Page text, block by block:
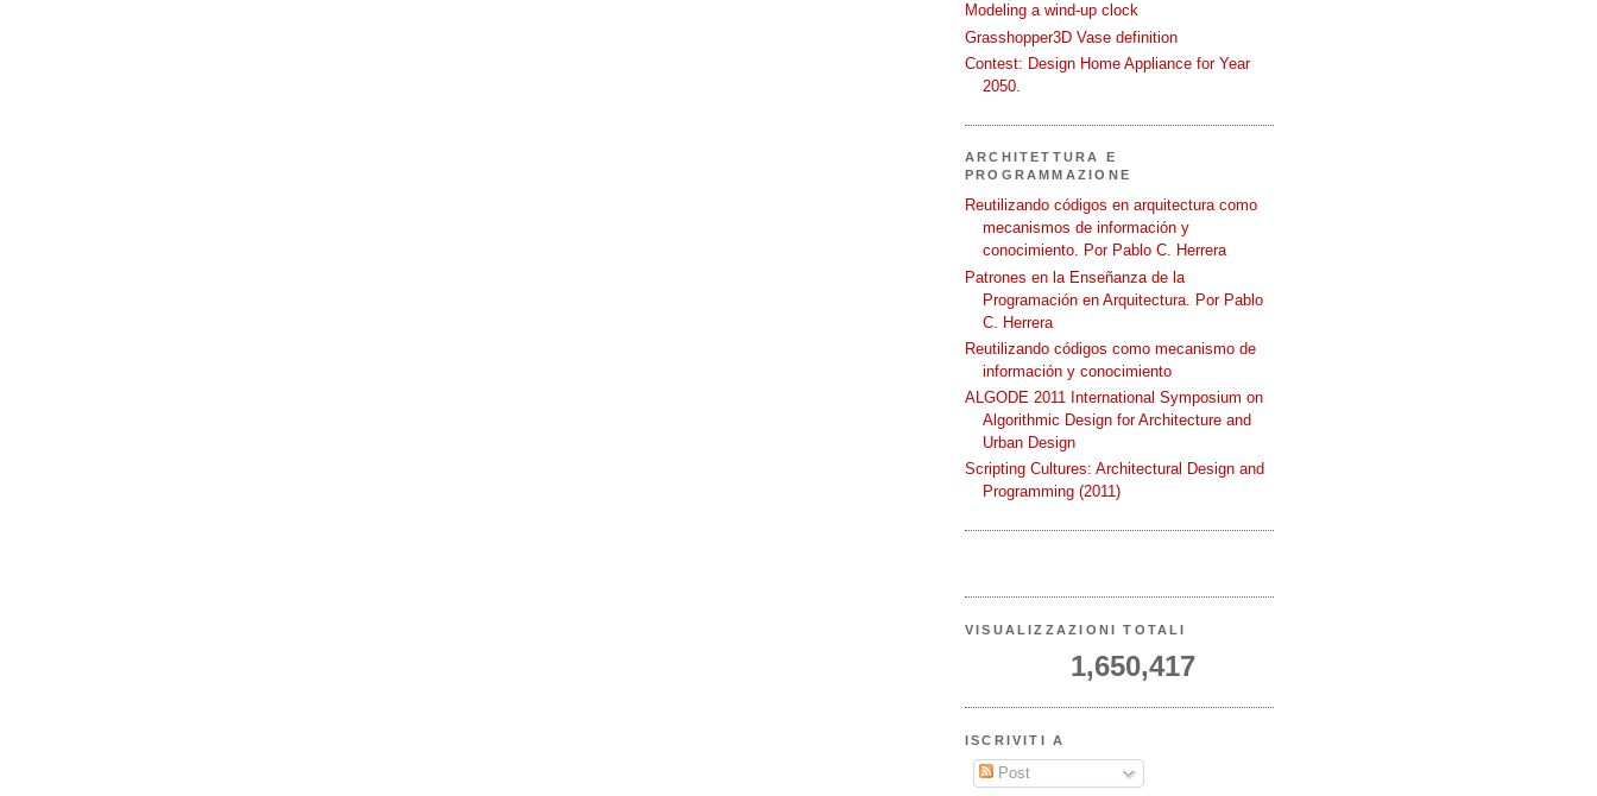
Modeling a wind-up clock
Grasshopper3D Vase definition
Contest: Design Home Appliance for Year
2050.
ARCHITETTURA E
PROGRAMMAZIONE
Reutilizando códigos en arquitectura como
mecanismos de información y
conocimiento. Por Pablo C. Herrera
Patrones en la Enseñanza de la
Programación en Arquitectura. Por Pablo
C. Herrera
Reutilizando códigos como mecanismo de
información y conocimiento
ALGODE 2011 International Symposium on
Algorithmic Design for Architecture and
Urban Design
Scripting Cultures: Architectural Design and
Programming (2011)
VISUALIZZAZIONI TOTALI
1,650,417
ISCRIVITI A
Post